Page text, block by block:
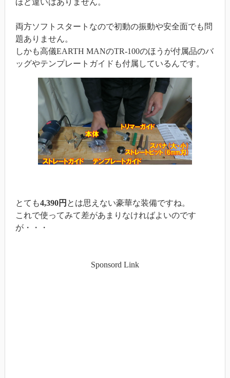
ほど違いはありません。
両方ソフトスタートなので初動の振動や安全面でも問
題ありません。
しかも高儀EARTH MANのTR-100のほうが付属品のバ
ッグやテンプレートガイドも付属しているんです。
とても4,390円 とは思えない豪華な装備ですね。
これで使ってみて差があまりなければよいのです
が・・・
Sponsord Link